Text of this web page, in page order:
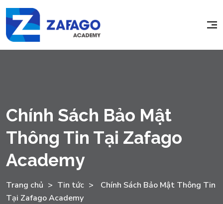
Chính Sách Bảo Mật
Thông Tin Tại Zafago
Academy
Trang chủ > Tin tức >
Chính Sách Bảo Mật Thông Tin
Tại Zafago Academy